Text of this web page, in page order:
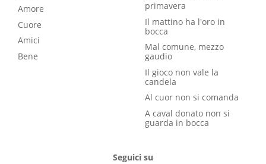
Amore
Cuore
Amici
Bene
primavera
Il mattino ha l'oro in
bocca
Mal comune, mezzo
gaudio
Il gioco non vale la
candela
Al cuor non si comanda
A caval donato non si
guarda in bocca
Seguici su